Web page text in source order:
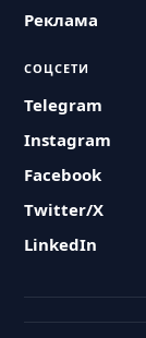
Реклама
СОЦСЕТИ
Telegram
Instagram
Facebook
Twitter/X
LinkedIn